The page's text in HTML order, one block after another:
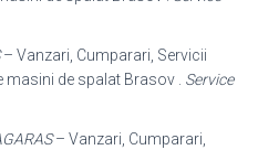
– Vanzari, Cumparari, Servicii
masini de spalat Brasov . Service
– Vanzari, Cumparari,